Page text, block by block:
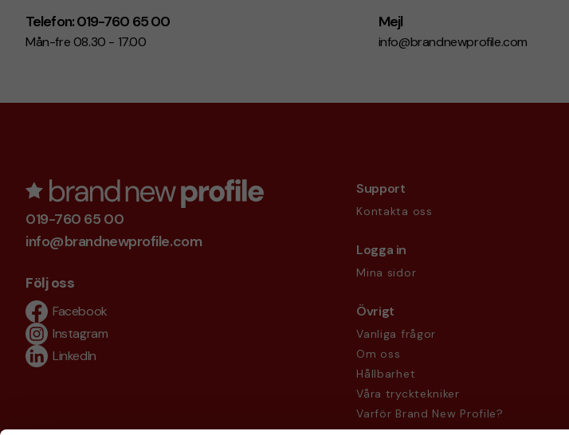
Telefon: 019-760 65 00
Mån-fre 08.30 - 17.00
Mejl
info@brandnewprofile.com
019-760 65 00
info@brandnewprofile.com
Följ oss
Facebook
Instagram
LinkedIn
Support
Kontakta oss
Logga in
Mina sidor
Övrigt
Vanliga frågor
Om oss
Hållbarhet
Våra trycktekniker
Varför Brand New Profile?